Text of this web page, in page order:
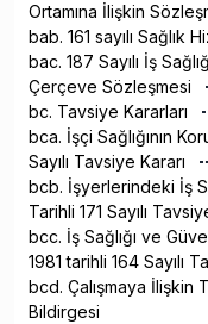
Ortamına İlişkin
bab. 161 sayılı Sağlık
bac. 187 Sayılı İş
Çerçeve Sözleşmesi
bc. Tavsiye Kararları
bca. İşçi Sağlığının
Sayılı Tavsiye Kararı
bcb. İşyerlerindeki İş
Tarihli 171 Sayılı
bcc. İş Sağlığı ve
1981 tarihli 164 Sayılı
bcd. Çalışmaya İlişkin
Bildirgesi